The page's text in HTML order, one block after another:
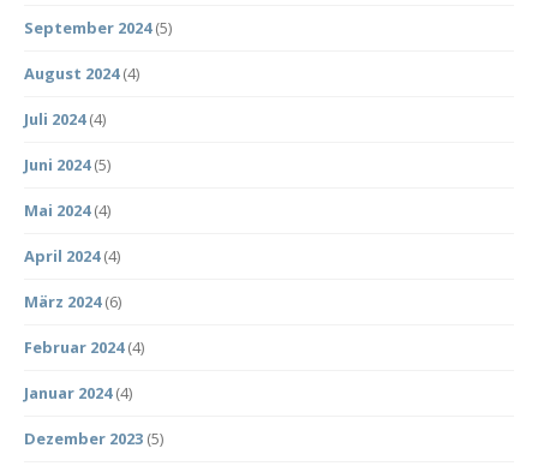
September 2024(5)
August 2024(4)
Juli 2024(4)
Juni 2024(5)
Mai 2024(4)
April 2024(4)
März 2024(6)
Februar 2024(4)
Januar 2024(4)
Dezember 2023 (5)